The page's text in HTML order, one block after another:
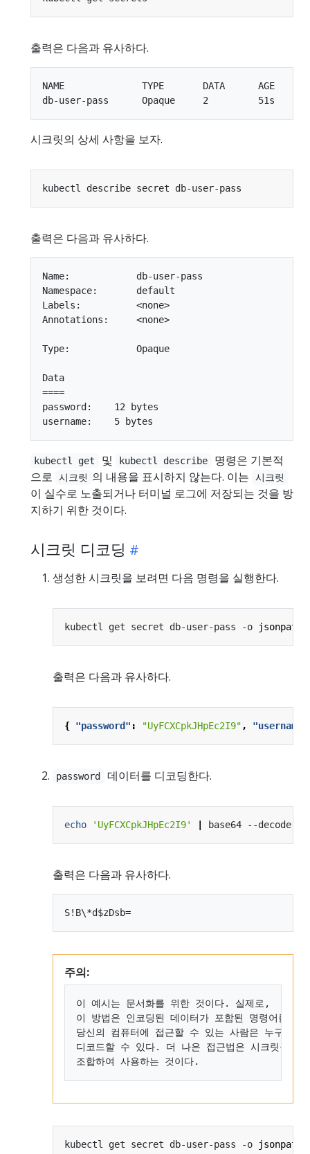
출력은 다음과 유사하다.
NAME              TYPE       DATA      AGE
시크릿의 상세 사항을 보자.
출력은 다음과 유사하다.
Name:            db-user-pass
Namespace:       default
Labels:          <none>
Annotations:     <none>
Type:            Opaque
Data
====
password:    12 bytes
kubectl get 및 kubectl describe
명령은 기본적
으로
시크릿 의 내용을 표시하지 않는다. 이는 시크릿
이 실수로 노출되거나 터미널 로그에 저장되는 것을 방
지하기 위한 것이다.
시크릿 디코딩
생성한 시크릿을 보려면 다음 명령을 실행한다.
kubectl get secret db-user-pass -o jsonpath
출력은 다음과 유사하다.
{ "password" : "UyFCXCpkJHpEc2I9" , "username"
password 데이터를 디코딩한다.
echo 'UyFCXCpkJHpEc2I9'
출력은 다음과 유사하다.
주의:
이 예시는 문서화를 위한 것이다. 실제로,
이 방법은 인코딩된 데이터가 포함된 명령어를
당신의 컴퓨터에 접근할 수 있는 사람은 누구나
디코드할 수 있다. 더 나은 접근법은 시크릿을 보
kubectl get secret db-user-pass -o jsonpath